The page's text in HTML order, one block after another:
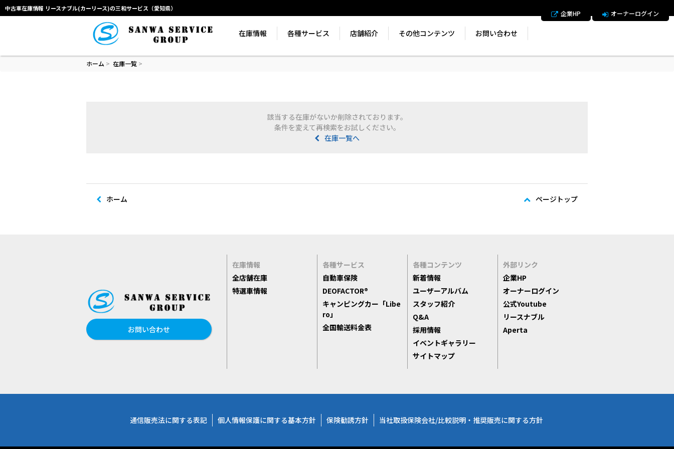
中古車在庫情報 リースナブル(カーリース)の三和サービス（愛知県）
企業HP オーナーログイン
在庫情報 各種サービス 店舗紹介 その他コンテンツ お問い合わせ
ホーム > 在庫一覧 >
該当する在庫がないか削除されております。
条件を変えて再検索をお試しください。
在庫一覧へ
ホーム ページトップ
お問い合わせ
在庫情報
全店舗在庫
特選車情報
各種サービス
自動車保険
DEOFACTOR®
キャンピングカー「Libe
ro」
全国輸送料金表
各種コンテンツ
新着情報
ユーザーアルバム
スタッフ紹介
Q&A
採用情報
イベントギャラリー
サイトマップ
外部リンク
企業HP
オーナーログイン
公式Youtube
リースナブル
Aperta
通信販売法に関する表記 個人情報保護に関する基本方針 保険勧誘方針 当社取扱保険会社/比較説明・推奨販売に関する方針